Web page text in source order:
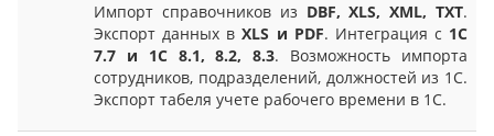
Импорт справочников из DBF, XLS, XML, TXT.
Экспорт данных в XLS и PDF. Интеграция с 1С
7.7 и 1С 8.1, 8.2, 8.3. Возможность импорта
сотрудников, подразделений, должностей из 1C.
Экспорт табеля учете рабочего времени в 1С.